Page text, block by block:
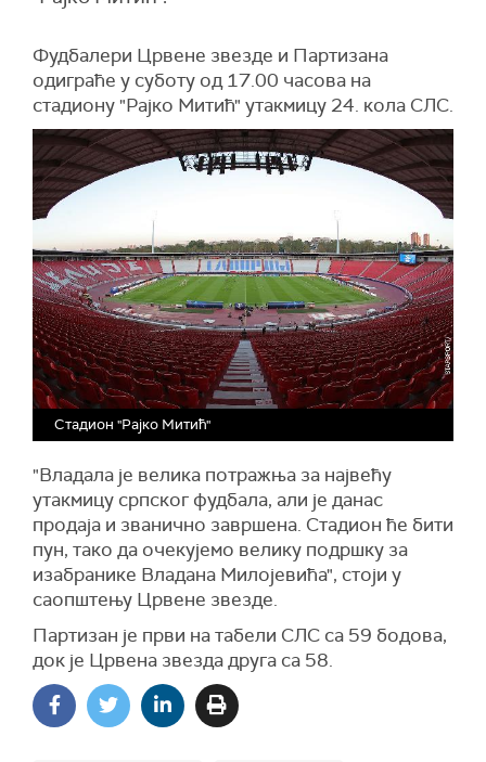
Фудбалери Црвене звезде и Партизана
одиграће у суботу од 17.00 часова на
стадиону "Рајко Митић" утакмицу 24. кола СЛС.
Стадион "Рајко Митић"
"Владала је велика потражња за највећу
утакмицу српског фудбала, али је данас
продаја и званично завршена. Стадион ће бити
пун, тако да очекујемо велику подршку за
изабранике Владана Милојевића", стоји у
саопштењу Црвене звезде.
Партизан је први на табели СЛС са 59 бодова,
док је Црвена звезда друга са 58.